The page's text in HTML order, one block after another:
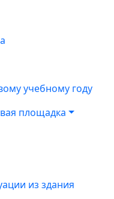
учебному году
площадка
из здания